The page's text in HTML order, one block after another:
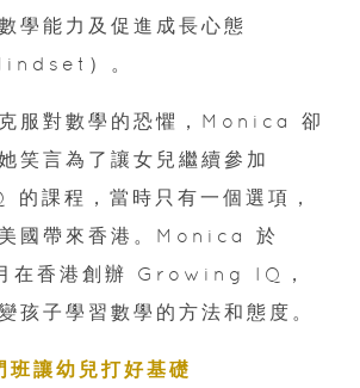
學能力及促進成長心態
）。
服對數學的恐懼，Monica 卻
笑言為了讓女兒繼續參加
課程，當時只有一個選項，
國帶來香港。Monica 於
香港創辦 Growing IQ，
孩子學習數學的方法和態度。
讓幼兒打好基礎